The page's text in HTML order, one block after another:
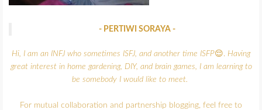
- PERTIWI SORAYA -
Hi, I am an INFJ who sometimes ISFJ, and another time ISFP😌. Having
great interest in home gardening, DIY, and brain games,
I am learning to
be somebody I would like to meet.
For mutual collaboration and partnership blogging, feel free to